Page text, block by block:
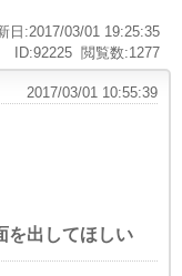
日:2017/03/01 19:25:35
閲覧数:1277
ID:92225
2017/03/01 10:55:39
を出してほしい